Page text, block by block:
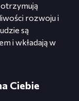
otrzymują
rozwoju i
są
i wkładają w
Ciebie